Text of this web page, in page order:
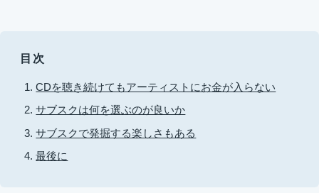
目次
CDを聴き続けてもアーティストにお金が入らない
サブスクは何を選ぶのが良いか
サブスクで発掘する楽しさもある
最後に